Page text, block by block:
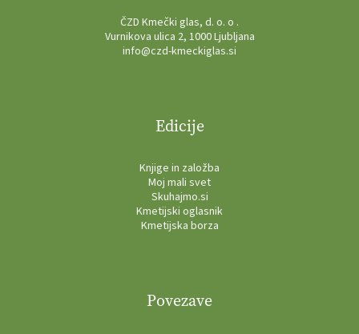
ČZD Kmečki glas, d. o. o .
Vurnikova ulica 2, 1000 Ljubljana
info@czd-kmeckiglas.si
Edicije
Knjige in založba
Moj mali svet
Skuhajmo.si
Kmetijski oglasnik
Kmetijska borza
Povezave